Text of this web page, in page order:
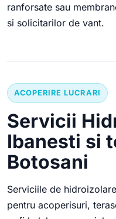
ranforsate sau
si solicitarilor de vant.
ACOPERIRE LUCRARI
Servicii
Ibanesti si
Botosani
Serviciile de
pentru acoperisuri,